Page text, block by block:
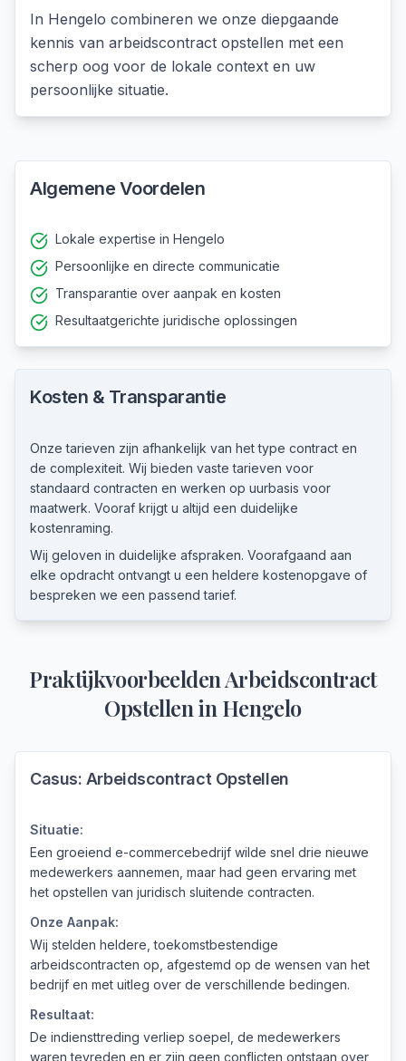
In Hengelo combineren we onze diepgaande
kennis van arbeidscontract opstellen met een
scherp oog voor de lokale context en uw
persoonlijke situatie.
Algemene Voordelen
Lokale expertise in Hengelo
Persoonlijke en directe communicatie
Transparantie over aanpak en kosten
Resultaatgerichte juridische oplossingen
Kosten & Transparantie
Onze tarieven zijn afhankelijk van het type contract en
de complexiteit. Wij bieden vaste tarieven voor
standaard contracten en werken op uurbasis voor
maatwerk. Vooraf krijgt u altijd een duidelijke
kostenraming.
Wij geloven in duidelijke afspraken. Voorafgaand aan
elke opdracht ontvangt u een heldere kostenopgave of
bespreken we een passend tarief.
PraktijkvoorbeeldenArbeidscontract
Opstellenin Hengelo
Casus: Arbeidscontract Opstellen
Situatie:
Een groeiend e-commercebedrijf wilde snel drie nieuwe
medewerkers aannemen, maar had geen ervaring met
het opstellen van juridisch sluitende contracten.
Onze Aanpak:
Wij stelden heldere, toekomstbestendige
arbeidscontracten op, afgestemd op de wensen van het
bedrijf en met uitleg over de verschillende bedingen.
Resultaat:
De indiensttreding verliep soepel, de medewerkers
waren tevreden en er zijn geen conflicten ontstaan over